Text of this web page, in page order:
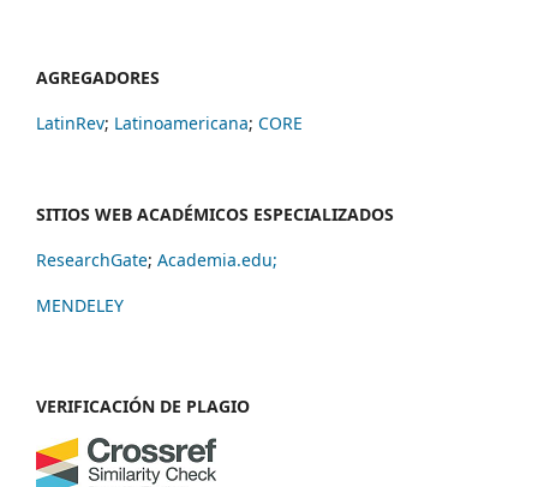
AGREGADORES
LatinRev; Latinoamericana; CORE
SITIOS WEB ACADÉMICOS ESPECIALIZADOS
ResearchGate; Academia.edu;
MENDELEY
VERIFICACIÓN DE PLAGIO